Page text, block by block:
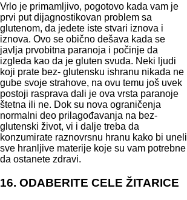
Vrlo je primamljivo, pogotovo kada vam je
prvi put dijagnostikovan problem sa
glutenom, da jedete iste stvari iznova i
iznova. Ovo se obično dešava kada se
javlja prvobitna paranoja i počinje da
izgleda kao da je gluten svuda. Neki ljudi
koji prate bez- glutensku ishranu nikada ne
gube svoje strahove, na ovu temu još uvek
postoji rasprava dali je ova vrsta paranoje
štetna ili ne. Dok su nova ograničenja
normalni deo prilagođavanja na bez-
glutenski život, vi i dalje treba da
konzumirate raznovrsnu hranu kako bi uneli
sve hranljive materije koje su vam potrebne
da ostanete zdravi.
16. ODABERITE CELE ŽITARICE